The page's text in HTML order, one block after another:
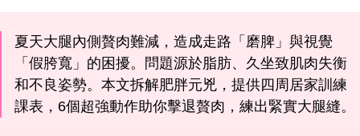
夏天大腿內側贅肉難減，造成走路「磨脾」與視覺
「假胯寬」的困擾。問題源於脂肪、久坐致肌肉失衡
和不良姿勢。本文拆解肥胖元兇，提供四周居家訓練
課表，6個超強動作助你擊退贅肉，練出緊實大腿縫。